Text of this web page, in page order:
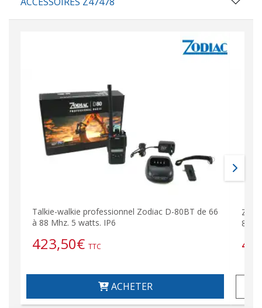
Talkie-walkie professionnel Zodiac D-80BT de 66
à 88 Mhz. 5 watts. IP6
423,50€ TTC
ACHETER
88